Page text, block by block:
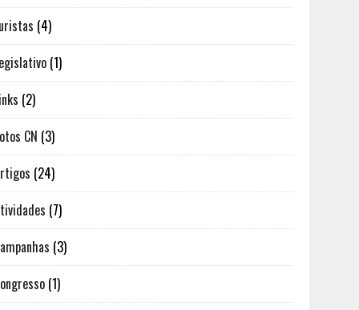
(4)
(1)
(2)
CN (3)
(24)
(7)
(3)
(1)